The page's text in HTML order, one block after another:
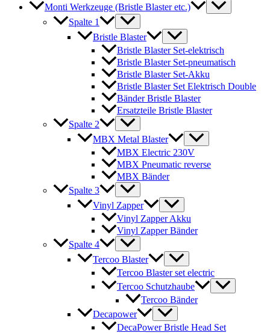
Monti Werkzeuge (Bristle Blaster etc.)
Spalte 1
Bristle Blaster
Bristle Blaster Set-elektrisch
Bristle Blaster Set-pneumatisch
Bristle Blaster Set-Akku
Bristle Blaster Set Elektrisch Double
Bänder Bristle Blaster
Ersatzteile Bristle Blaster
Spalte 2
MBX Metal Blaster
MBX Electric 230V
MBX Pneumatic reverse
MBX Bänder
Spalte 3
Vinyl Zapper
Vinyl Zapper Akku
Vinyl Zapper Bänder
Spalte 4
Tercoo Blaster
Tercoo Blaster set electric
Tercoo Schutzhaube
Tercoo Bänder
Decapower
DecaPower Bristle Head Set